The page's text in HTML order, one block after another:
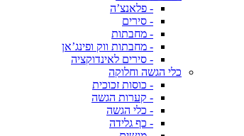
- פלאנצ’ה
- סירים
- מחבתות
- מחבתות ווק ופינג’אן
- סירים לאינדוקציה
כלי הגשה וחלוקה
- כוסות זכוכית
- קערות הגשה
- כלי הגשה
- כף גלידה